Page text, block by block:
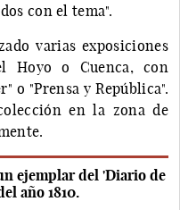
con el tema".
varias exposiciones
Hoyo o Cuenca, con
o "Prensa y República".
en la zona de
ejemplar del 'Diario de
año 1810.